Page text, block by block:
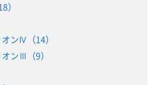
）
ンⅣ（14）
ンⅢ（9）